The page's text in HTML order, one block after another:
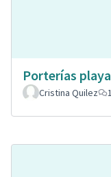
Porterías
Cristina Quilez
1